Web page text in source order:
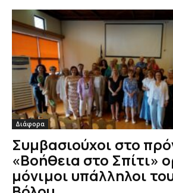
Διάφορα
Συμβασιούχοι στο
«Βοήθεια στο Σπίτι»
μόνιμοι υπάλληλοι